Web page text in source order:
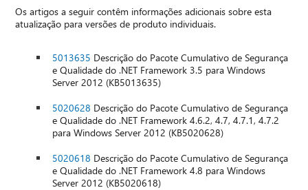
Os artigos a seguir contêm informações adicionais sobre esta
atualização para versões de produto individuais.
5013635 Descrição do Pacote Cumulativo de Segurança
e Qualidade do .NET Framework 3.5 para Windows
Server 2012 (KB5013635)
5020628 Descrição do Pacote Cumulativo de Segurança
e Qualidade do .NET Framework 4.6.2, 4.7, 4.7.1, 4.7.2
para Windows Server 2012 (KB5020628)
5020618 Descrição do Pacote Cumulativo de Segurança
e Qualidade do .NET Framework 4.8 para Windows
Server 2012 (KB5020618)